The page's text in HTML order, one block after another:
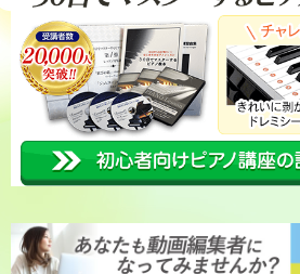
事
カ
テ
ゴ
リ
ー